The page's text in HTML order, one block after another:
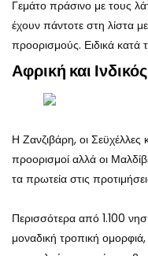
Γεμάτο πράσινο με τους
έχουν πάντοτε στη λίστα
προορισμούς. Ειδικά κατά
Αφρική και
Η Ζανζιβάρη, οι Σεϋχέλλες
προορισμοί αλλά οι
τα πρωτεία στις
Περισσότερα από 1.100
μοναδική τροπική